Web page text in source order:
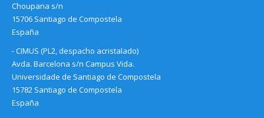
Choupana s/n
15706 Santiago de Compostela
España
- CIMUS (PL2, despacho acristalado)
Avda. Barcelona s/n Campus Vida.
Universidade de Santiago de Compostela
15782 Santiago de Compostela
España